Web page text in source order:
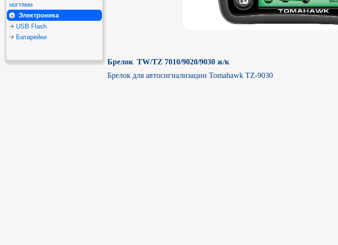
ногтями
Электроника
USB Flash
Батарейки
Брелок  TW/TZ 7010/9020/9030 ж/к
Брелок для автосигнализации Tomahawk TZ-9030